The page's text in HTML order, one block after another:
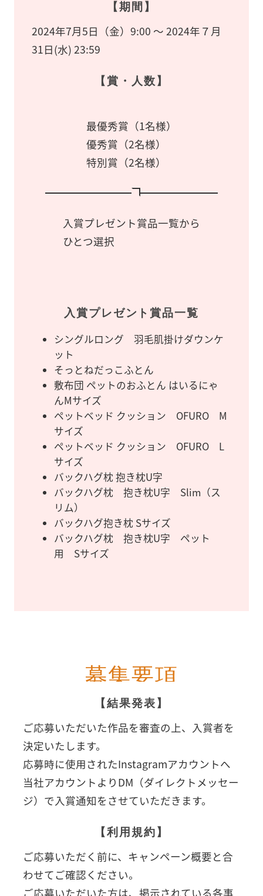
【期間】
2024年7月5日（金）9:00 ～ 2024年７月
31日(水) 23:59
【賞・人数】
最優秀賞（1名様）
優秀賞（2名様）
特別賞（2名様）
入賞プレゼント賞品一覧から
ひとつ選択
入賞プレゼント賞品一覧
シングルロング 羽毛肌掛けダウンケ
ット
そっとねだっこふとん
敷布団 ペットのおふとん はいるにゃ
んMサイズ
ペットベッド クッション OFURO M
サイズ
ペットベッド クッション OFURO L
サイズ
バックハグ枕 抱き枕U字
バックハグ枕 抱き枕U字 Slim（ス
リム）
バックハグ抱き枕 Sサイズ
バックハグ枕 抱き枕U字 ペット
用 Sサイズ
募集要項
【結果発表】
ご応募いただいた作品を審査の上、入賞者を
決定いたします。
応募時に使用されたInstagramアカウントへ
当社アカウントよりDM（ダイレクトメッセー
ジ）で入賞通知をさせていただきます。
【利用規約】
ご応募いただく前に、キャンペーン概要と合
わせてご確認ください。